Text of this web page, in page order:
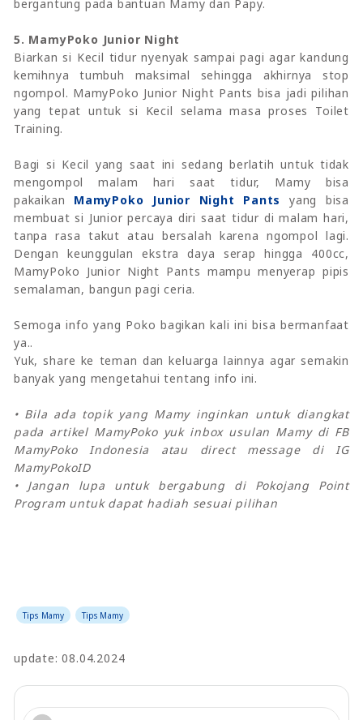
bergantung pada bantuan Mamy dan Papy.
5. MamyPoko Junior Night
Biarkan si Kecil tidur nyenyak sampai pagi agar kandung
kemihnya tumbuh maksimal sehingga akhirnya stop
ngompol. MamyPoko Junior Night Pants bisa jadi pilihan
yang tepat untuk si Kecil selama masa proses Toilet
Training.
Bagi si Kecil yang saat ini sedang berlatih untuk tidak
mengompol malam hari saat tidur, Mamy bisa
pakaikan MamyPoko Junior Night Pants
yang bisa
membuat si Junior percaya diri saat tidur di malam hari,
tanpa rasa takut atau bersalah karena ngompol lagi.
Dengan keunggulan ekstra daya serap hingga 400cc,
MamyPoko Junior Night Pants mampu menyerap pipis
semalaman, bangun pagi ceria.
Semoga info yang Poko bagikan kali ini bisa bermanfaat
ya..
Yuk, share ke teman dan keluarga lainnya agar semakin
banyak yang mengetahui tentang info ini.
• Bila ada topik yang Mamy inginkan untuk diangkat
pada artikel MamyPoko yuk inbox usulan Mamy di FB
MamyPoko Indonesia atau direct message di IG
MamyPokoID
• Jangan lupa untuk bergabung di Pokojang Point
Program untuk dapat hadiah sesuai pilihan
Tips Mamy Tips Mamy
update: 08.04.2024